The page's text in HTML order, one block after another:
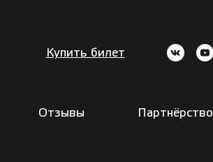
Купить билет
Отзывы Партнёрство